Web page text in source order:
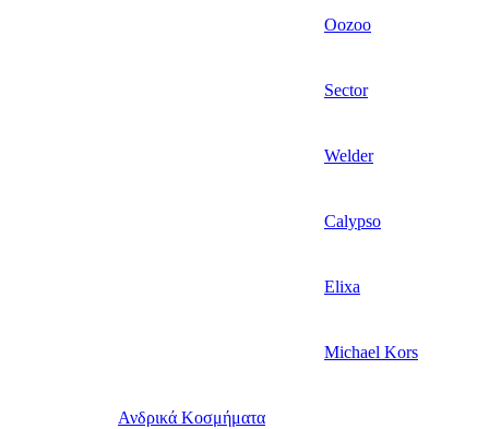
Oozoo
Sector
Welder
Calypso
Elixa
Michael Kors
Ανδρικά Κοσμήματα